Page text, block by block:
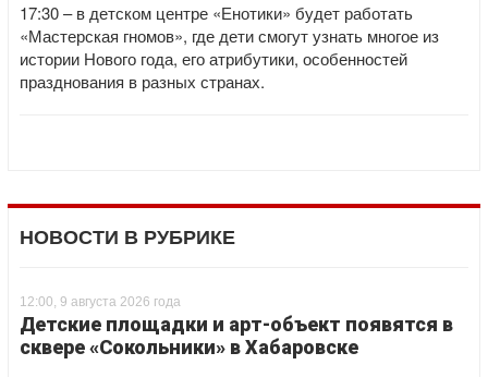
17:30 – в детском центре «Енотики» будет работать
«Мастерская гномов», где дети смогут узнать многое из
истории Нового года, его атрибутики, особенностей
празднования в разных странах.
НОВОСТИ В РУБРИКЕ
12:00, 9 августа 2026 года
Детские площадки и арт-объект появятся в
сквере «Сокольники» в Хабаровске